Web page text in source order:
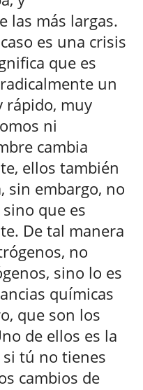
las más largas.
es una crisis
que es
un
rápido, muy
ni
cambia
ellos también
sin embargo, no
que es
De tal manera
no
sino lo es
químicas
que son los
de ellos es la
tú no tienes
cambios de